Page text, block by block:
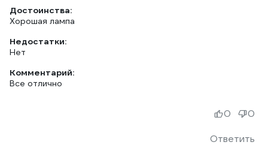
Достоинства:
Хорошая лампа
Недостатки:
Нет
Комментарий:
Все отлично
Ответить
0 0